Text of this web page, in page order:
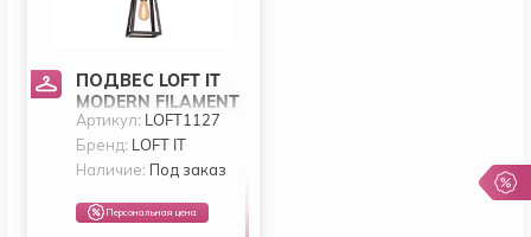
ПОДВЕС LOFT IT
MODERN FILAMENT
LOFT1127
Артикул: LOFT1127
Бренд: LOFT IT
Наличие: Под заказ
Персональная цена